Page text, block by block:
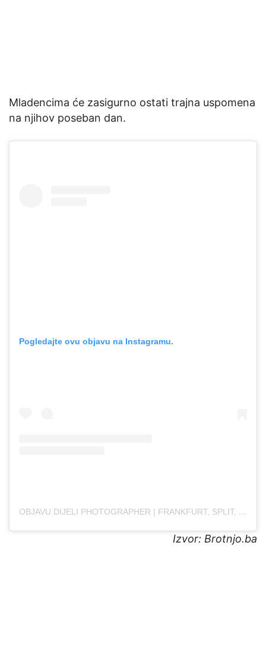
Mladencima će zasigurno ostati trajna uspomena
na njihov poseban dan.
Pogledajte ovu objavu na Instagramu.
OBJAVU DIJELI PHOTOGRAPHER | FRANKFURT, SPLIT, MOSTAR (@ANTOINETTE__PHOTOGRAPHY)
Izvor: Brotnjo.ba